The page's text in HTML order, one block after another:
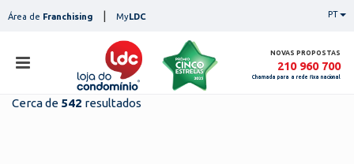
toÁrea de Franchising MyLDC PT
NOVAS PROPOSTAS
210 960 700
Chamada para a rede fixa nacional
Cerca de 542 resultados